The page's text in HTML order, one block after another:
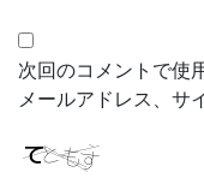
次回のコメントで使
メールアドレス、サ